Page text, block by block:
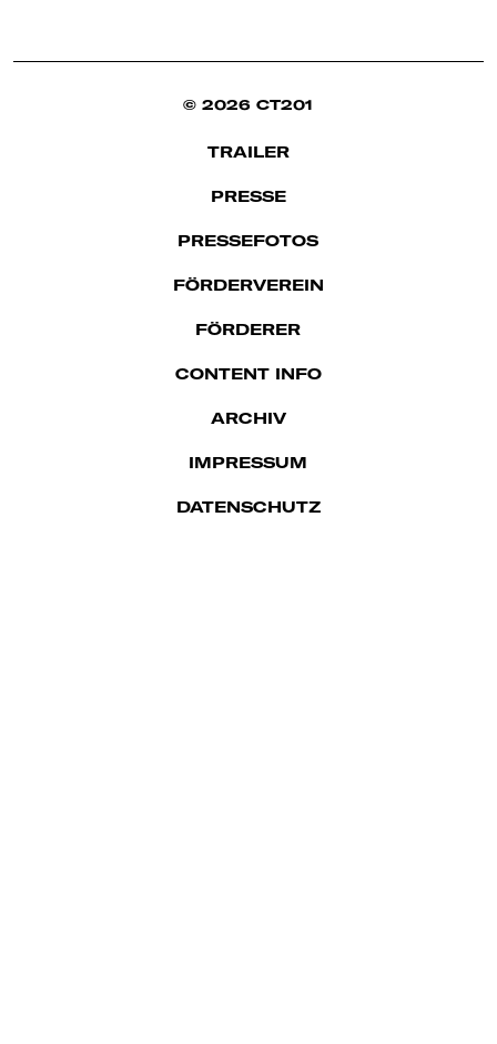
© 2026 CT201
TRAILER
PRESSE
PRESSEFOTOS
FÖRDERVEREIN
FÖRDERER
CONTENT INFO
ARCHIV
IMPRES­SUM
DATENSCHUTZ